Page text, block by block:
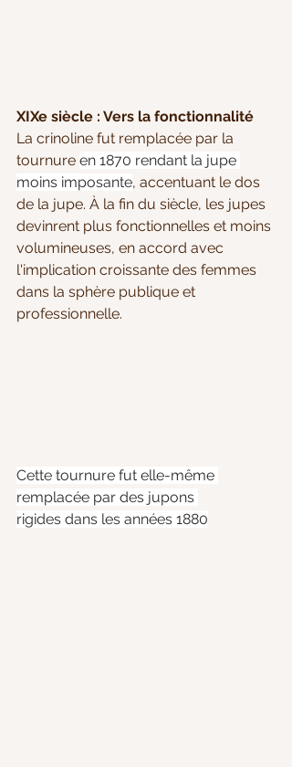
XIXe siècle : Vers la fonctionnalité
La crinoline fut remplacée par la
tournure en 1870 rendant la jupe
moins imposante, accentuant le dos
de la jupe. À la fin du siècle, les jupes
devinrent plus fonctionnelles et moins
volumineuses, en accord avec
l'implication croissante des femmes
dans la sphère publique et
professionnelle.
Cette tournure fut elle-même
remplacée par des jupons
rigides dans les années 1880